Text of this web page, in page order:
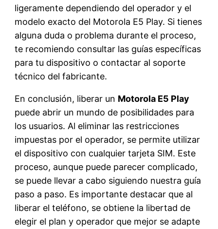
ligeramente dependiendo del operador y el
modelo exacto del Motorola E5 Play. Si tienes
alguna duda o problema durante el proceso,
te recomiendo consultar las guías específicas
para tu dispositivo o contactar al soporte
técnico del fabricante.
En conclusión, liberar un Motorola E5 Play
puede abrir un mundo de posibilidades para
los usuarios. Al eliminar las restricciones
impuestas por el operador, se permite utilizar
el dispositivo con cualquier tarjeta SIM. Este
proceso, aunque puede parecer complicado,
se puede llevar a cabo siguiendo nuestra guía
paso a paso. Es importante destacar que al
liberar el teléfono, se obtiene la libertad de
elegir el plan y operador que mejor se adapte